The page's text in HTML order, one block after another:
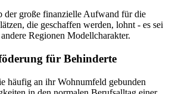
der große finanzielle Aufwand für die
die geschaffen werden, lohnt - es sei
Regionen Modellcharakter.
für Behinderte
häufig an ihr Wohnumfeld gebunden